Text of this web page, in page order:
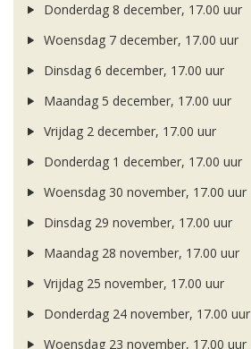
Donderdag 8 december, 17.00 uur
Woensdag 7 december, 17.00 uur
Dinsdag 6 december, 17.00 uur
Maandag 5 december, 17.00 uur
Vrijdag 2 december, 17.00 uur
Donderdag 1 december, 17.00 uur
Woensdag 30 november, 17.00 uur
Dinsdag 29 november, 17.00 uur
Maandag 28 november, 17.00 uur
Vrijdag 25 november, 17.00 uur
Donderdag 24 november, 17.00 uur
Woensdag 23 november, 17.00 uur